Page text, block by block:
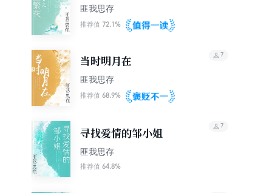
（窦骁、李沁主演《海
上繁花》原著）
匪我思存
推荐值 72.1%
当时明月在
匪我思存
推荐值 68.9%
7
寻找爱情的邹小姐
匪我思存
推荐值 64.8%
7